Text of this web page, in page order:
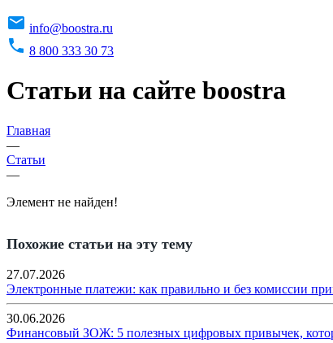
info@boostra.ru
8 800 333 30 73
Статьи на сайте boostra
Главная
—
Статьи
—
Элемент не найден!
Похожие статьи на эту тему
27.07.2026
Электронные платежи: как правильно и без комиссии
30.06.2026
Финансовый ЗОЖ: 5 полезных цифровых привычек,